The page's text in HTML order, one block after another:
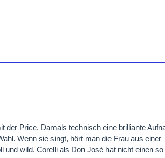
der Price. Damals technisch eine brilliante
Wenn sie singt, hört man die Frau aus einer
und wild. Corelli als Don José hat nicht einen so